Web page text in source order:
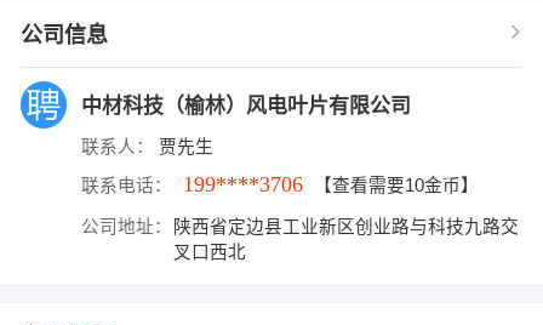
公司信息
中材科技（榆林）风电叶片有限公司
联系人： 贾先生
联系电话： 199****3706 【查看需要10金币】
公司地址：
陕西省定边县工业新区创业路与科技九路交
叉口西北